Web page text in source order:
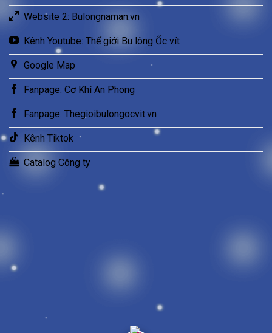
Website 2: Bulongnaman.vn
Kênh Youtube: Thế giới Bu lông Ốc vít
Google Map
Fanpage: Cơ Khí An Phong
Fanpage: Thegioibulongocvit.vn
Kênh Tiktok
Catalog Công ty